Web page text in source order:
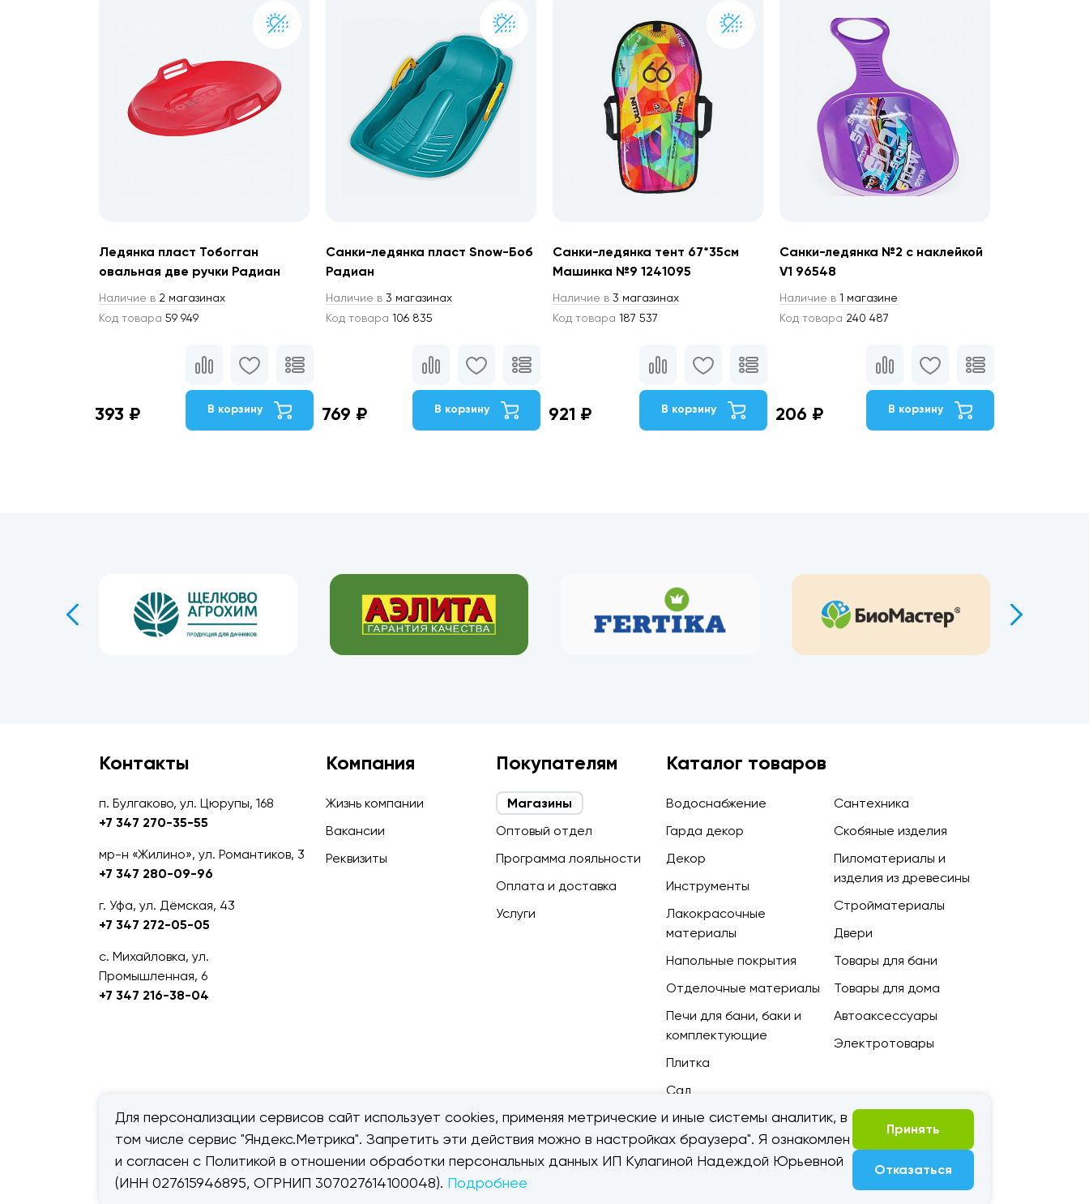
Для персонализации сервисов сайт использует cookies, применяя метрические и иные системы аналитик, в
том числе сервис "Яндекс.Метрика". Запретить эти действия можно в настройках браузера". Я ознакомлен
и согласен с Политикой в отношении обработки персональных данных ИП Кулагиной Надеждой Юрьевной
(ИНН 027615946895, ОГРНИП 307027614100048). Подробнее
Принять
Отказаться
Ледянка пласт Тобогган
овальная две ручки Радиан
Наличие в 2 магазинах
Код товара 59 949
393 ₽ В корзину
Санки-ледянка пласт Snow-Боб
Радиан
Наличие в 3 магазинах
Код товара 106 835
769 ₽ В корзину
Санки-ледянка тент 67*35см
Машинка №9 1241095
Наличие в 3 магазинах
Код товара 187 537
921 ₽ В корзину
Санки-ледянка №2 с наклейкой
V1 96548
Наличие в 1 магазине
Код товара 240 487
206 ₽ В корзину
Контакты
п. Булгаково, ул. Цюрупы, 168
+7 347 270-35-55
мр-н «Жилино», ул. Романтиков, 3
+7 347 280-09-96
г. Уфа, ул. Дёмская, 43
+7 347 272-05-05
с. Михайловка, ул.
Промышленная, 6
+7 347 216-38-04
Компания
Жизнь компании
Вакансии
Реквизиты
Покупателям
Магазины
Оптовый отдел
Программа лояльности
Оплата и доставка
Услуги
Каталог товаров
Водоснабжение
Гарда декор
Декор
Инструменты
Лакокрасочные
материалы
Напольные покрытия
Отделочные материалы
Печи для бани, баки и
комплектующие
Плитка
Сад
Сантехника
Скобяные изделия
Пиломатериалы и
изделия из древесины
Стройматериалы
Двери
Товары для бани
Товары для дома
Автоаксессуары
Электротовары
© 2026 — «Дачник».Правовая
информация